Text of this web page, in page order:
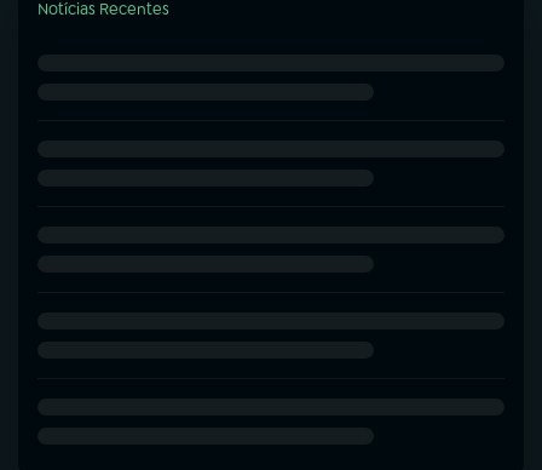
Notícias Recentes